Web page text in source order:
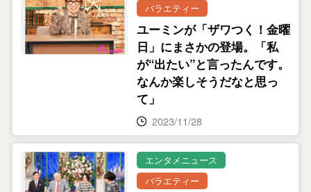
バラエティー
ユーミンが「ザワつく！金曜
日」にまさかの登場。「私
が“出たい”と言ったんです。
なんか楽しそうだなと思っ
て」
2023/11/28
エンタメニュース
バラエティー